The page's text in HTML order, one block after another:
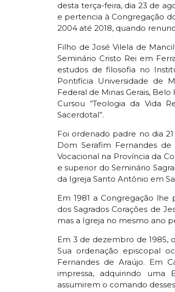
desta terça-feira, dia 23 de
e pertencia à Congregação
2004 até 2018, quando
Filho de José Vilela de
Seminário Cristo Rei em
estudos de filosofia no
Pontifícia Universidade de
Federal de Minas Gerais, Belo
Cursou “Teologia da Vida
Sacerdotal”.
Foi ordenado padre no dia
Dom Serafim Fernandes
Vocacional na Província da
e superior do Seminário
da Igreja Santo Antônio em
Em 1981 a Congregação
dos Sagrados Corações de
mas a Igreja no mesmo ano
Em 3 de dezembro de 1985,
Sua ordenação episcopal
Fernandes de Araújo. Em
impressa, adquirindo uma
assumirem o comando